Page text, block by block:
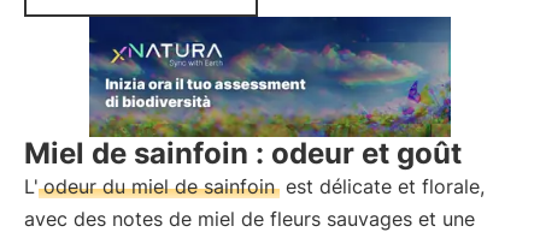
Miel de sainfoin : odeur et goût
L' odeur du miel de sainfoin est délicate et florale,
avec des notes de miel de fleurs sauvages et une